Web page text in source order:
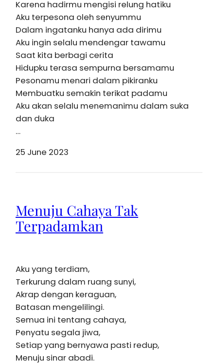
Karena hadirmu mengisi relung hatiku
Aku terpesona oleh senyummu
Dalam ingatanku hanya ada dirimu
Aku ingin selalu mendengar tawamu
Saat kita berbagi cerita
Hidupku terasa sempurna bersamamu
Pesonamu menari dalam pikiranku
Membuatku semakin terikat padamu
Aku akan selalu menemanimu dalam suka
dan duka
…
25 June 2023
Menuju Cahaya Tak
Terpadamkan
Aku yang terdiam,
Terkurung dalam ruang sunyi,
Akrap dengan keraguan,
Batasan mengelilingi.
Semua ini tentang cahaya,
Penyatu segala jiwa,
Setiap yang bernyawa pasti redup,
Menuju sinar abadi.